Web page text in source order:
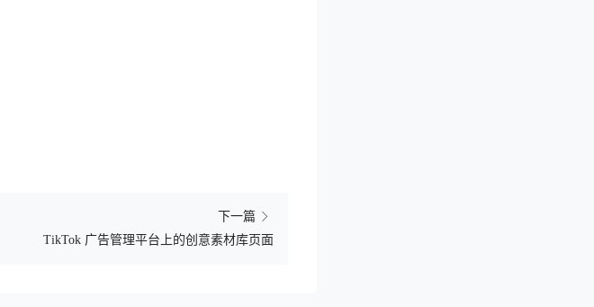
下一篇
TikTok 广告管理平台上的创意素材库页面